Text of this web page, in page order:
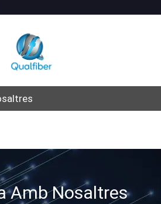
Amb Nosaltres